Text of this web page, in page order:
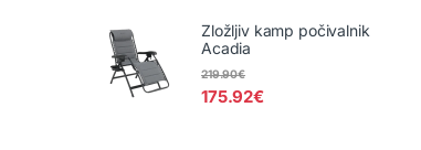
Zložljiv kamp počivalnik
Acadia
175.92€
219.90€